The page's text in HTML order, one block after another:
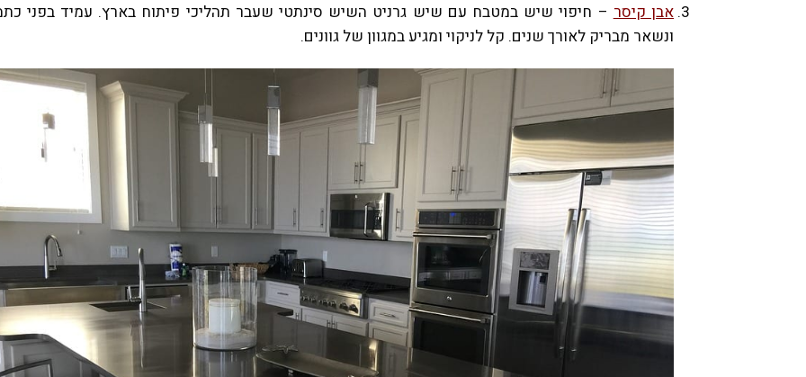
אבן קיסר – חיפוי שיש במטבח עם שיש גרניט השיש סינתטי שעבר תהליכי פיתוח בארץ. עמיד בפני
ונשאר מבריק לאורך שנים. קל לניקוי ומגיע במגוון של גוונים.